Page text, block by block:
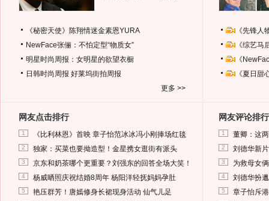
《秘密天使》陈翔情迷金素恩YURA
NewFace张俪：不怕定型“物质女”
明星时尚周报：女明星的欲望衣橱
日韩时尚周报 好莱坞街拍周报
更多 >>
《先锋
《综艺
《
《夏日
网友点击排行
1 《比利林恩》首映 章子怡范冰冰冯小刚捧场红毯
2 独家：买菜也要拗造型！金星携女逛街有派头
3 京东和奶茶哪个更重要？刘强东的回答全场大笑！
4 杨威晒照庆祝结婚8周年 杨阳洋轻抚妈妈孕肚
5 艳压群芳！唐嫣修身长裙现身活动 仙气儿足
网友评论排行
1 董卿：这
2 刘德华新
3 为救母女
4 刘德华扮
5 章子怡斥